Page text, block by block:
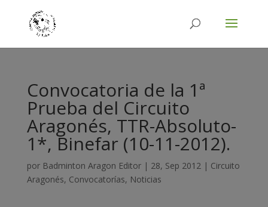
Convocatoria de la 1ª
Prueba del Circuito
Aragonés, TTR-Absoluto-
1*, Binefar (10-11-2012).
por Badminton Aragon Editor| 28, Sep 2012| Circuito
Aragonés, Convocatorías, Noticias